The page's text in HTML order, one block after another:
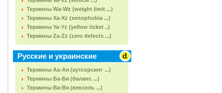
Термины Wa-Wz (weight limit ...)
Термины Xa-Xz (xenophobia ...)
Термины Ya-Yz (yellow ticket ..)
Термины Za-Zz (zero defects ...)
Русские и украинские
Термины Аа-Ая (аутсорсинг ...)
Термины Ба-Бя (баланс ...)
Термины Ва-Вя (вексель ...)